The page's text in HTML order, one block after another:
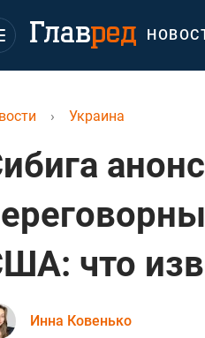
› Украина
что
Инна Ковенько